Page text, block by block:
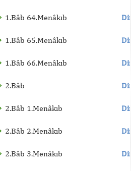
1.Bâb 64.Menâkıb
1.Bâb 65.Menâkıb
1.Bâb 66.Menâkıb
2.Bâb
2.Bâb 1.Menâkıb
2.Bâb 2.Menâkıb
2.Bâb 3.Menâkıb